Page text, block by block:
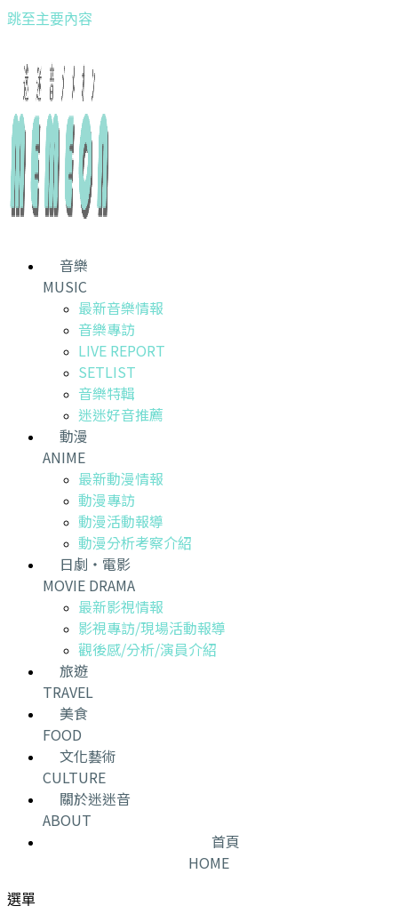
跳至主要內容
音樂
MUSIC
最新音樂情報
音樂專訪
LIVE REPORT
SETLIST
音樂特輯
迷迷好音推薦
動漫
ANIME
最新動漫情報
動漫專訪
動漫活動報導
動漫分析考察介紹
日劇・電影
MOVIE DRAMA
最新影視情報
影視專訪/現場活動報導
觀後感/分析/演員介紹
旅遊
TRAVEL
美食
FOOD
文化藝術
CULTURE
關於迷迷音
ABOUT
首頁
HOME
選單